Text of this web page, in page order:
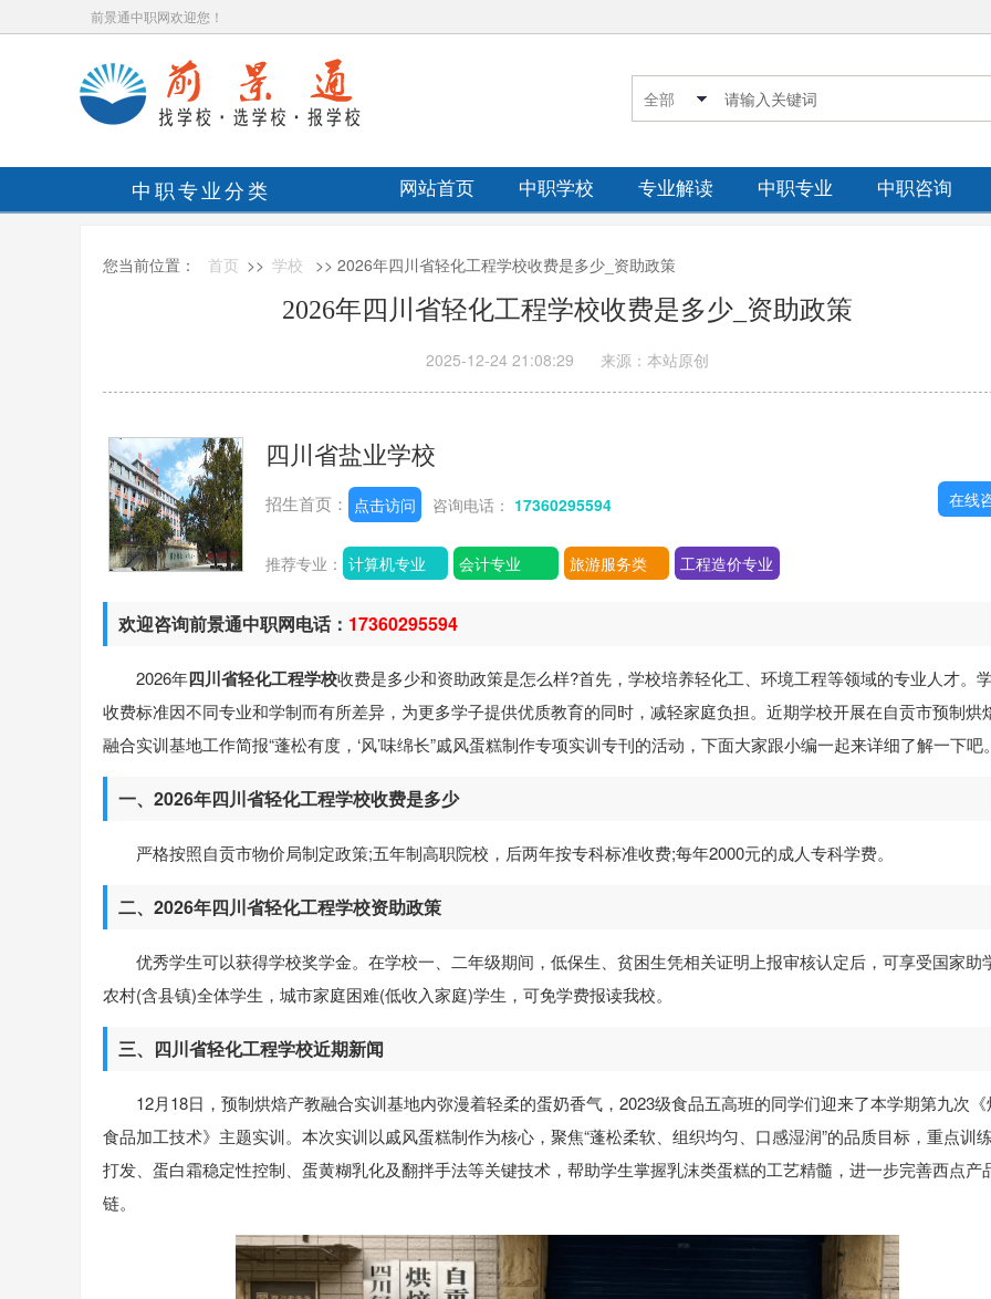
前景通中职网欢迎您！
中职专业分类 网站首页 中职学校 专业解读 中职专业 中职咨询
您当前位置： 首页 >> 学校 >> 2026年四川省轻化工程学校收费是多少_资助政策
2026年四川省轻化工程学校收费是多少_资助政策
2025-12-24 21:08:29 来源：本站原创
四川省盐业学校
招生首页： 点击访问 咨询电话： 17360295594
推荐专业： 计算机专业 会计专业 旅游服务类 工程造价专业
在线
欢迎咨询前景通中职网电话： 17360295594
2026年四川省轻化工程学校收费是多少和资助政策是怎么样?首先，学校培养轻化工、环境工程等领域的专业人才。
收费标准因不同专业和学制而有所差异，为更多学子提供优质教育的同时，减轻家庭负担。近期学校开展在自贡市预制烘
融合实训基地工作简报“蓬松有度，‘风’味绵长”戚风蛋糕制作专项实训专刊的活动，下面大家跟小编一起来详细了解一下吧。
一、2026年四川省轻化工程学校收费是多少
严格按照自贡市物价局制定政策;五年制高职院校，后两年按专科标准收费;每年2000元的成人专科学费。
二、2026年四川省轻化工程学校资助政策
优秀学生可以获得学校奖学金。在学校一、二年级期间，低保生、贫困生凭相关证明上报审核认定后，可享受国家助
农村(含县镇)全体学生，城市家庭困难(低收入家庭)学生，可免学费报读我校。
三、四川省轻化工程学校近期新闻
12月18日，预制烘焙产教融合实训基地内弥漫着轻柔的蛋奶香气，2023级食品五高班的同学们迎来了本学期第九次
食品加工技术》主题实训。本次实训以戚风蛋糕制作为核心，聚焦“蓬松柔软、组织均匀、口感湿润”的品质目标，重点训
打发、蛋白霜稳定性控制、蛋黄糊乳化及翻拌手法等关键技术，帮助学生掌握乳沫类蛋糕的工艺精髓，进一步完善西点产
链。